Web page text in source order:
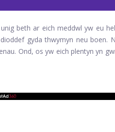
beth ar eich meddwl yw eu
gyda thwymyn neu boen.
Ond, os yw eich plentyn yn